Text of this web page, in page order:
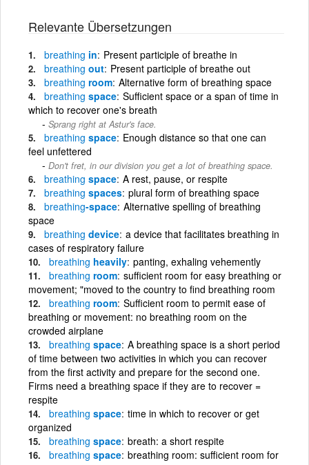
Relevante Übersetzungen
breathing in Present participle of breathe in
breathing out Present participle of breathe out
breathing room Alternative form of breathing space
breathing space Sufficient space or a span of time in
which to recover one's breath
Sprang right at Astur's face.
breathing space Enough distance so that one can
feel unfettered
Don't fret, in our division you get a lot of breathing space.
breathing space A rest, pause, or respite
breathing spaces plural form of breathing space
breathing-space Alternative spelling of breathing
space
breathing device a device that facilitates breathing in
cases of respiratory failure
breathing heavily panting, exhaling vehemently
breathing room sufficient room for easy breathing or
movement; "moved to the country to find breathing room
breathing room Sufficient room to permit ease of
breathing or movement: no breathing room on the
crowded airplane
breathing space A breathing space is a short period
of time between two activities in which you can recover
from the first activity and prepare for the second one.
Firms need a breathing space if they are to recover =
respite
breathing space time in which to recover or get
organized
breathing space breath: a short respite
breathing space breathing room: sufficient room for